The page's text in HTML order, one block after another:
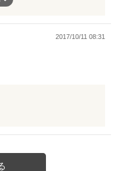
2017/10/11 08:31